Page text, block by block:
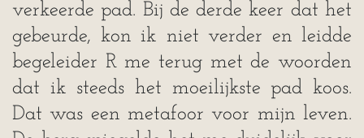
verkeerde pad. Bij de derde keer dat het
gebeurde, kon ik niet verder en leidde
begeleider R me terug met de woorden
dat ik steeds het moeilijkste pad koos.
Dat was een metafoor voor mijn leven.